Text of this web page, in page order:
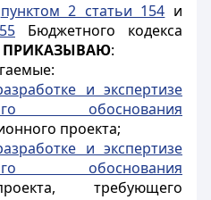
пунктом 2 статьи 154 и
Бюджетного кодекса
ПРИКАЗЫВАЮ:
и экспертизе
обоснования
проекта;
и экспертизе
обоснования
требующего